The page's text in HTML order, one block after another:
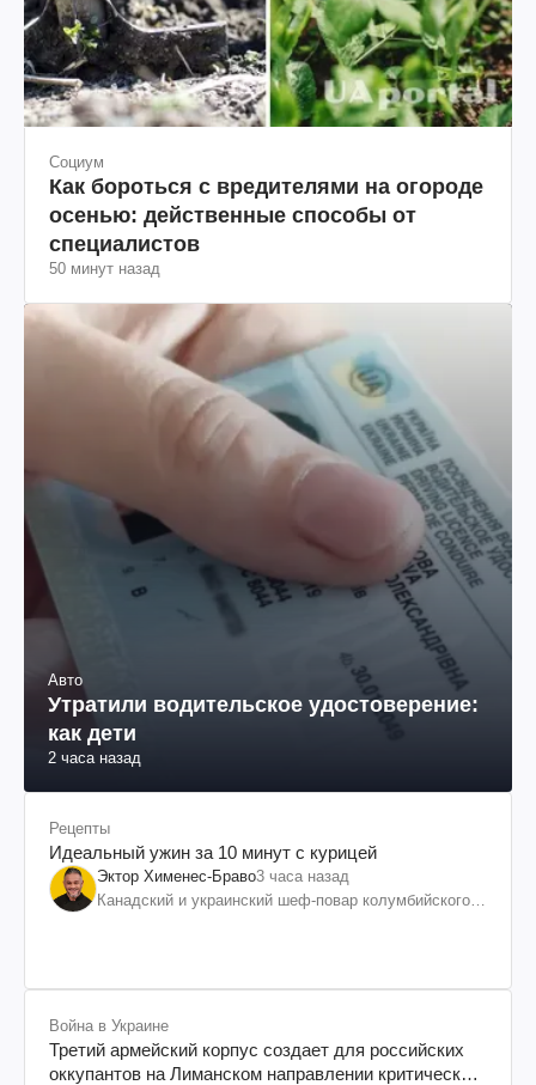
Социум
Как бороться с вредителями на огороде
осенью: действенные способы от
специалистов
50 минут назад
Авто
Утратили водительское удостоверение:
как дети
2 часа назад
Рецепты
Идеальный ужин за 10 минут с курицей
Эктор Хименес-Браво3 часа назад
Канадский и украинский шеф-повар колумбийского
Война в Украине
Третий армейский корпус создает для российских
оккупантов на Лиманском направлении критический